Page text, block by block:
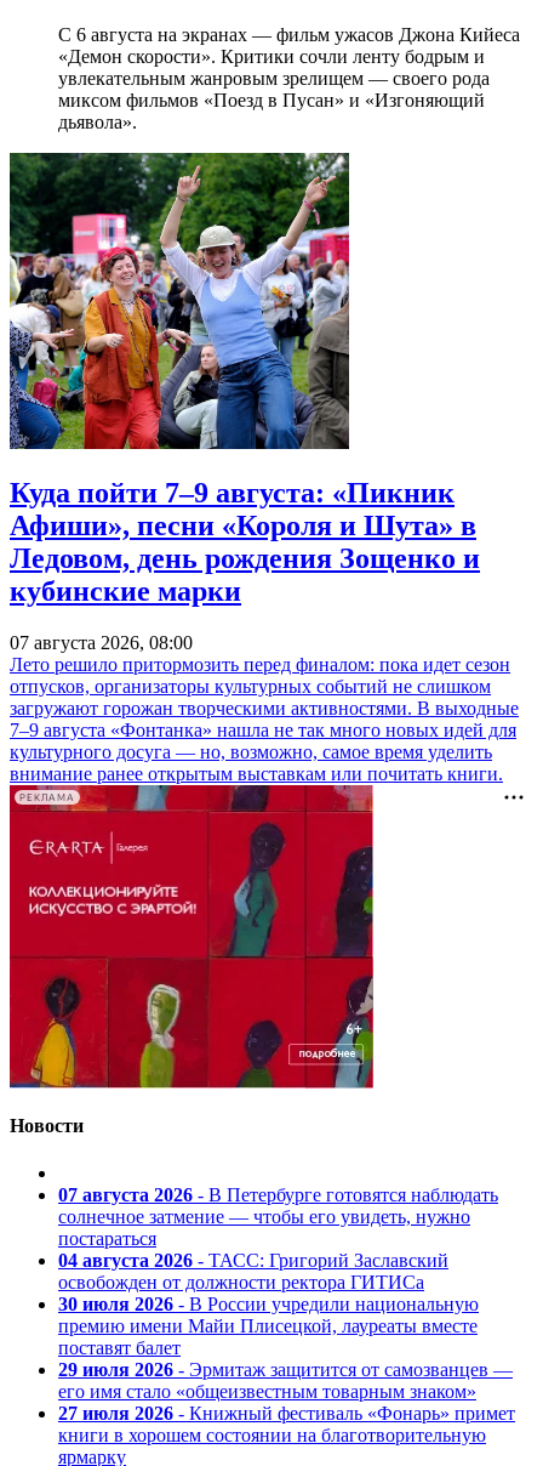
С 6 августа на экранах — фильм ужасов Джона Кийеса
«Демон скорости». Критики сочли ленту бодрым и
увлекательным жанровым зрелищeм — своего рода
миксом фильмов «Поезд в Пусан» и «Изгоняющий
дьявола».
Куда пойти 7–9 августа: «Пикник
Афиши», песни «Короля и Шута» в
Ледовом, день рождения Зощенко и
кубинские марки
07 августа 2026, 08:00
Лето решило притормозить перед финалом: пока идет сезон
отпусков, организаторы культурных событий не слишком
загружают горожан творческими активностями. В выходные
7–9 августа «Фонтанка» нашла не так много новых идей для
культурного досуга — но, возможно, самое время уделить
внимание ранее открытым выставкам или почитать книги.
РЕКЛАМА
Новости
07 августа 2026 - В Петербурге готовятся наблюдать
солнечное затмение — чтобы его увидеть, нужно
постараться
04 августа 2026 - ТАСС: Григорий Заславский
освобожден от должности ректора ГИТИСа
30 июля 2026 - В России учредили национальную
премию имени Майи Плисецкой, лауреаты вместе
поставят балет
29 июля 2026 - Эрмитаж защитится от самозванцев —
его имя стало «общеизвестным товарным знаком»
27 июля 2026 - Книжный фестиваль «Фонарь» примет
книги в хорошем состоянии на благотворительную
ярмарку